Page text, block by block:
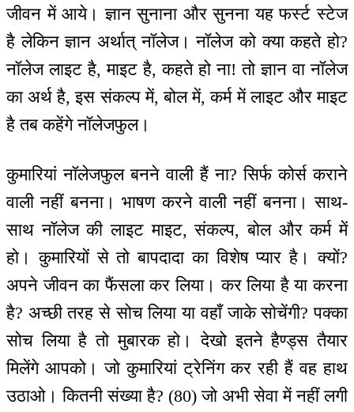
जीवन में आये। ज्ञान सुनाना और सुनना यह फर्स्ट स्टेज
है लेकिन ज्ञान अर्थात् नॉलेज। नॉलेज को क्या कहते हो?
नॉलेज लाइट है, माइट है, कहते हो ना! तो ज्ञान वा नॉलेज
का अर्थ है, इस संकल्प में, बोल में, कर्म में लाइट और माइट
है तब कहेंगे नॉलेजफुल।
कुमारियां नॉलेजफुल बनने वाली हैं ना? सिर्फ कोर्स कराने
वाली नहीं बनना। भाषण करने वाली नहीं बनना। साथ-
साथ नॉलेज की लाइट माइट, संकल्प, बोल और कर्म में
हो। कुमारियों से तो बापदादा का विशेष प्यार है। क्यों?
अपने जीवन का फैंसला कर लिया। कर लिया है या करना
है? अच्छी तरह से सोच लिया या वहाँ जाके सोचेंगी? पक्का
सोच लिया है तो मुबारक हो। देखो इतने हैण्ड्स तैयार
मिलेंगे आपको। जो कुमारियां ट्रेनिंग कर रही हैं वह हाथ
उठाओ। कितनी संख्या है? (80) जो अभी सेवा में नहीं लगी